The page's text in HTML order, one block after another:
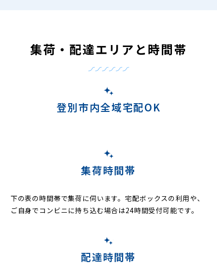
集荷・配達エリアと時間帯
登別市内全域宅配OK
集荷時間帯
下の表の時間帯で集荷に伺います。宅配ボックスの利用や、
ご自身でコンビニに持ち込む場合は24時間受付可能です。
配達時間帯